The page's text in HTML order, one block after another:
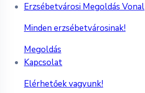
Erzsébetvárosi Megoldás Vonal
Minden erzsébetvárosinak!
Megoldás
Kapcsolat
Elérhetőek vagyunk!